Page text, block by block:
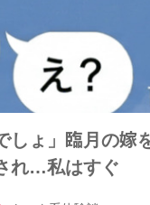
しょ」臨月の
れ…私はすぐ